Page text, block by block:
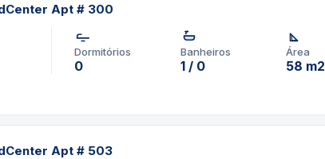
Apt # 300
Dormitórios
0
Banheiros
1 / 0
Área
58 m2
Apt # 503